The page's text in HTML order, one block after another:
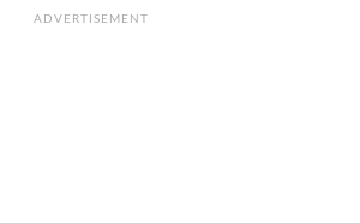
ADVERTISEMENT